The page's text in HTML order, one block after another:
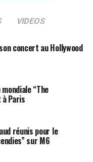
VIDEOS
concert au Hollywood
“The
Paris
réunis pour le
sur M6